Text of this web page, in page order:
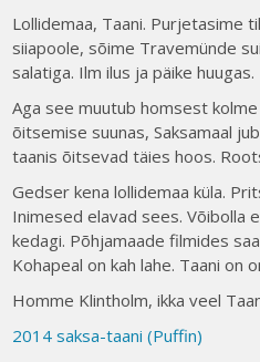
Lollidemaa, Taani. Purjetasime
siiapoole, sõime Travemünde
salatiga. Ilm ilus ja päike huugas.
Aga see muutub homsest
õitsemise suunas, Saksamaal
taanis õitsevad täies hoos.
Gedser kena lollidemaa küla.
Inimesed elavad sees. Võibolla
kedagi. Põhjamaade filmides
Kohapeal on kah lahe. Taani on
Homme Klintholm, ikka veel
2014 saksa-taani (Puffin)